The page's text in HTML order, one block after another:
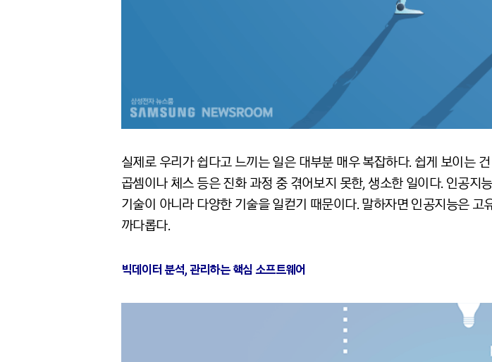
실제로 우리가 쉽다고 느끼는 일은 대부분 매우 복잡하다. 쉽게 보이는
곱셈이나 체스 등은 진화 과정 중 겪어보지 못한, 생소한 일이다. 인공지
기술이 아니라 다양한 기술을 일컫기 때문이다. 말하자면 인공지능은
까다롭다.
빅데이터 분석, 관리하는 핵심 소프트웨어